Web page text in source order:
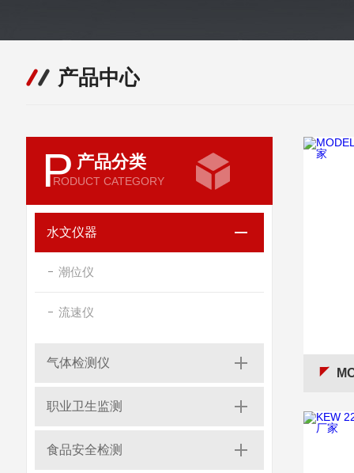
产品中心
P 产品分类
RODUCT CATEGORY
水文仪器
潮位仪
流速仪
气体检测仪
职业卫生监测
食品安全检测